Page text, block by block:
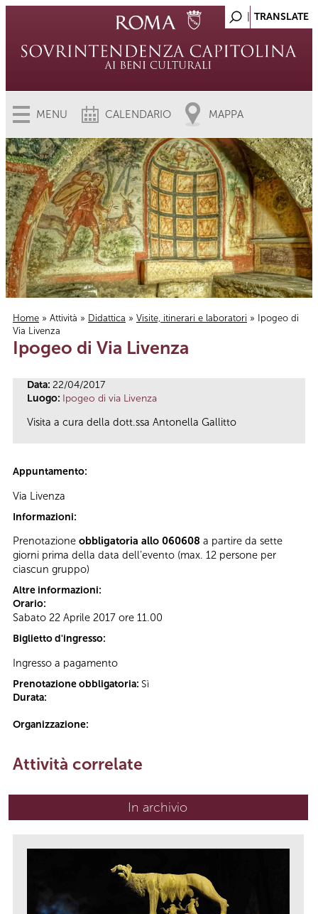
MENU CALENDARIO MAPPA
Tu sei qui
Home » Attività » Didattica » Visite, itinerari e laboratori » Ipogeo di
Via Livenza
Ipogeo di Via Livenza
Data: 22/04/2017
Luogo: Ipogeo di via Livenza
Visita a cura della dott.ssa Antonella Gallitto
Appuntamento:
Via Livenza
Informazioni:
Prenotazione obbligatoria allo 060608 a partire da sette
giorni prima della data dell’evento (max. 12 persone per
ciascun gruppo)
Altre informazioni:
Orario:
Sabato 22 Aprile 2017 ore 11.00
Biglietto d'ingresso:
Ingresso a pagamento
Prenotazione obbligatoria: Sì
Durata:
Organizzazione:
Attività correlate
In archivio